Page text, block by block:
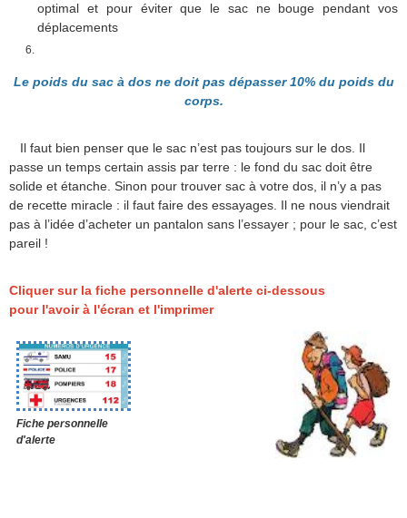
optimal et pour éviter que le sac ne bouge pendant vos
déplacements
Le poids du sac à dos ne doit pas dépasser 10% du poids du
corps.
Il faut bien penser que le sac n’est pas toujours sur le dos. Il
passe un temps certain assis par terre : le fond du sac doit être
solide et étanche. Sinon pour trouver sac à votre dos, il n’y a pas
de recette miracle : il faut faire des essayages. Il ne nous viendrait
pas à l’idée d’acheter un pantalon sans l’essayer ; pour le sac, c’est
pareil !
Cliquer sur la fiche personnelle d'alerte ci-dessous
pour l'avoir à l'écran et l'imprimer
Fiche personnelle
d'alerte